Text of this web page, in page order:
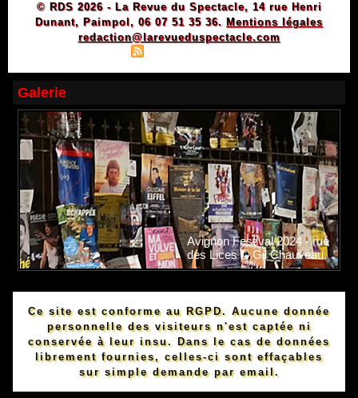
© RDS 2026 - La Revue du Spectacle, 14 rue Henri
Dunant, Paimpol, 06 07 51 35 36. Mentions légales
redaction@larevueduspectacle.com
Galerie
Avignon Festival 2024 - rue
des Lices © Gil Chauveau.
Ce site est conforme au RGPD. Aucune donnée
personnelle des visiteurs n'est captée ni
conservée à leur insu. Dans le cas de données
librement fournies, celles-ci sont effaçables
sur simple demande par email.